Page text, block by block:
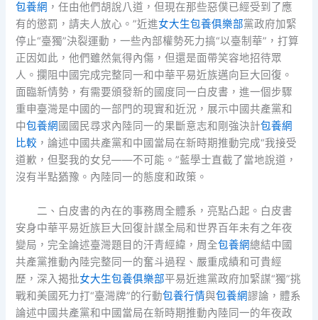
包養網 ，任由他們胡說八道，但現在那些惡僕已經受到了應
有的懲罰，請夫人放心。”近進女大生包養俱樂部黨政府加緊
停止“臺獨”決裂運動，一些內部權勢死力搞“以臺制華”，打算
正因如此，他們雖然氣得內傷，但還是面帶笑容地招待眾
人。攔阻中國完成完整同一和中華平易近族邁向巨大回復。
面臨新情勢，有需要頒發新的國度同一白皮書，進一個步驟
重申臺灣是中國的一部門的現實和近況，展示中國共產黨和
中包養網 國國民尋求內陸同一的果斷意志和剛強決計包養網
比較 ，論述中國共產黨和中國當局在新時期推動完成“我接受
道歉，但娶我的女兒——不可能。”藍學士直截了當地說道，
沒有半點猶豫。內陸同一的態度和政策。
二、白皮書的內在的事務周全體系，亮點凸起。白皮書
安身中華平易近族巨大回復計謀全局和世界百年未有之年夜
變局，完全論述臺灣題目的汗青經緯，周全包養網總結中國
共產黨推動內陸完整同一的奮斗過程、嚴重成績和可貴經
歷，深入揭批女大生包養俱樂部平易近進黨政府加緊謀“獨”挑
戰和美國死力打“臺灣牌”的行動包養行情與包養網謬論，體系
論述中國共產黨和中國當局在新時期推動內陸同一的年夜政